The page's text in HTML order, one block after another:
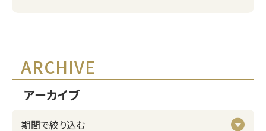
アーカイブ
ARCHIVE